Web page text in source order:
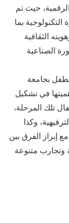
حيث تم
بما
الثقافية
الصناعية
بجامعة
في تشكيل
تلك المرحلة،
وكذا
إبراز الفرق بين
وتجارب متنوعة